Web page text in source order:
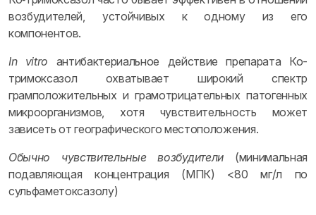
возбудителей, устойчивых к одному из его
компонентов.
In vitro антибактериальное действие препарата Ко-
тримоксазол охватывает широкий спектр
грамположительных и грамотрицательных патогенных
микроорганизмов, хотя чувствительность может
зависеть от географического местоположения.
Обычно чувствительные возбудители(минимальная
подавляющая концентрация (МПК) <80 мг/л по
сульфаметоксазолу)